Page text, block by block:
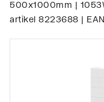
500x1000mm |
artikel 8223688 |